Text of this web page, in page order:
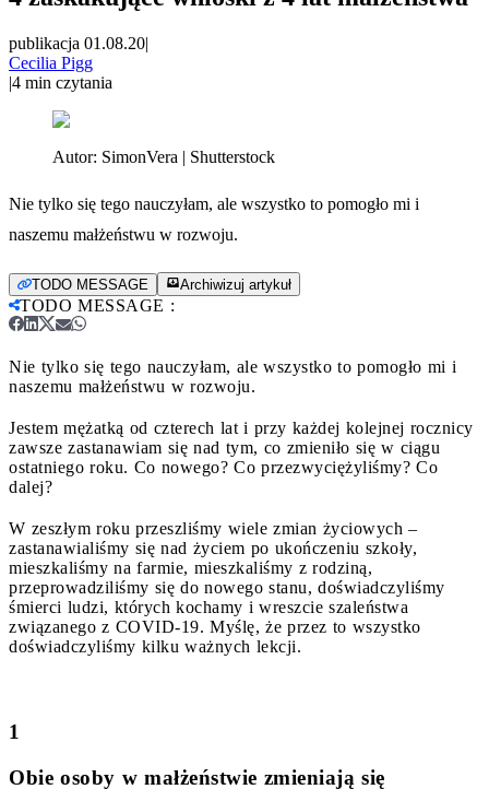
publikacja 01.08.20|
Cecilia Pigg
|4 min czytania
Autor: SimonVera | Shutterstock
Nie tylko się tego nauczyłam, ale wszystko to pomogło mi i
naszemu małżeństwu w rozwoju.
TODO MESSAGE Archiwizuj artykuł
TODO MESSAGE :
Nie tylko się tego nauczyłam, ale wszystko to pomogło mi i
naszemu małżeństwu w rozwoju.
Jestem mężatką od czterech lat i przy każdej kolejnej rocznicy
zawsze zastanawiam się nad tym, co zmieniło się w ciągu
ostatniego roku. Co nowego? Co przezwyciężyliśmy? Co
dalej?
W zeszłym roku przeszliśmy wiele zmian życiowych –
zastanawialiśmy się nad życiem po ukończeniu szkoły,
mieszkaliśmy na farmie, mieszkaliśmy z rodziną,
przeprowadziliśmy się do nowego stanu, doświadczyliśmy
śmierci ludzi, których kochamy i wreszcie szaleństwa
związanego z COVID-19. Myślę, że przez to wszystko
doświadczyliśmy kilku ważnych lekcji.
1
Obie osoby w małżeństwie zmieniają się